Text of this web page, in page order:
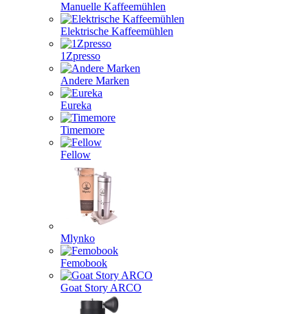
Manuelle Kaffeemühlen
Elektrische Kaffeemühlen
1Zpresso
Andere Marken
Eureka
Timemore
Fellow
Mlynko
Femobook
Goat Story ARCO